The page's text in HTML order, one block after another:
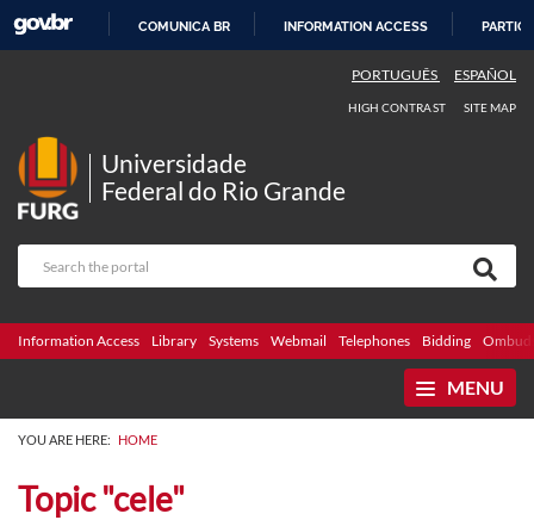
COMUNICA BR INFORMATION ACCESS
PORTUGUÊS ESPAÑOL
HIGH CONTRAST SITE MAP
Universidade
Federal do Rio Grande
Information Access Library Systems Webmail Telephones Bidding
MENU
YOU ARE HERE: HOME
Topic "cele"